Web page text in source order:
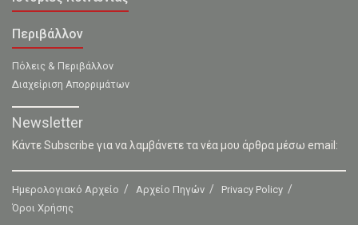
Περιβάλλον
Πόλεις & Περιβάλλον
Διαχείριση Απορριμάτων
Newsletter
Κάντε Subscribe για να λαμβάνετε τα νέα μου άρθρα μέσω email:
Ημερολογιακό Αρχείο Αρχείο Πηγών
Privacy Policy
Όροι Χρήσης